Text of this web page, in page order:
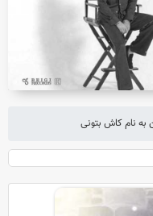
به نام کاش بتونی